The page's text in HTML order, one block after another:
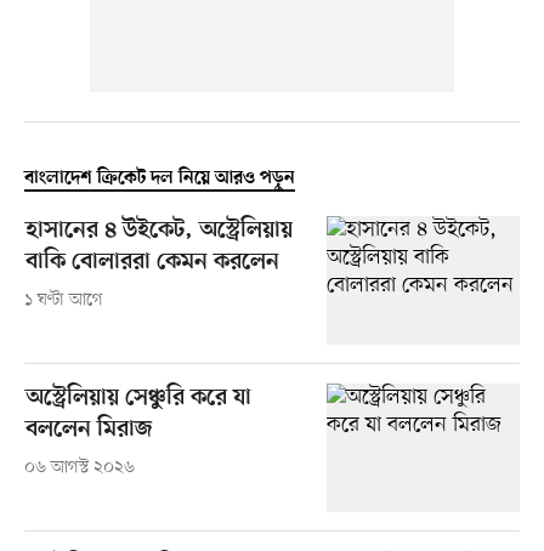
বাংলাদেশ ক্রিকেট দল নিয়ে আরও পড়ুন
হাসানের ৪ উইকেট, অস্ট্রেলিয়ায়
বাকি বোলাররা কেমন করলেন
১ ঘণ্টা আগে
অস্ট্রেলিয়ায় সেঞ্চুরি করে যা
বললেন মিরাজ
০৬ আগস্ট ২০২৬